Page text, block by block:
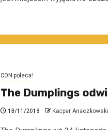
CDN poleca!
The Dumplings
18/11/2018 Kacper Anaczkowski